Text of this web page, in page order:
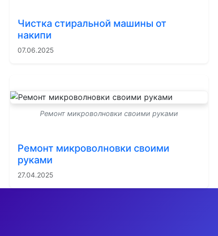
Чистка стиральной машины от
накипи
07.06.2025
Ремонт микроволновки своими руками
Ремонт микроволновки своими
руками
27.04.2025